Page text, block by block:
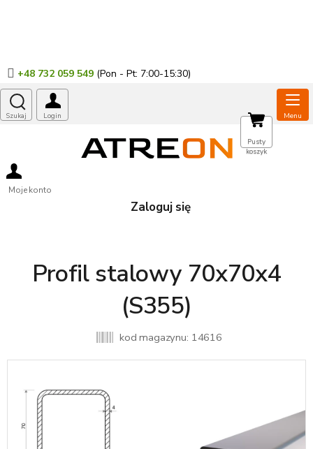
+48 732 059 549
Moje konto
Zaloguj się
KOSZYK
Pusty
koszyk
Profil stalowy 70x70x4
(S355)
kod magazynu: 14616